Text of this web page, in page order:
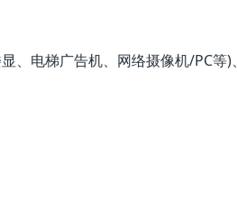
电梯广告机、网络摄像机/PC等)、